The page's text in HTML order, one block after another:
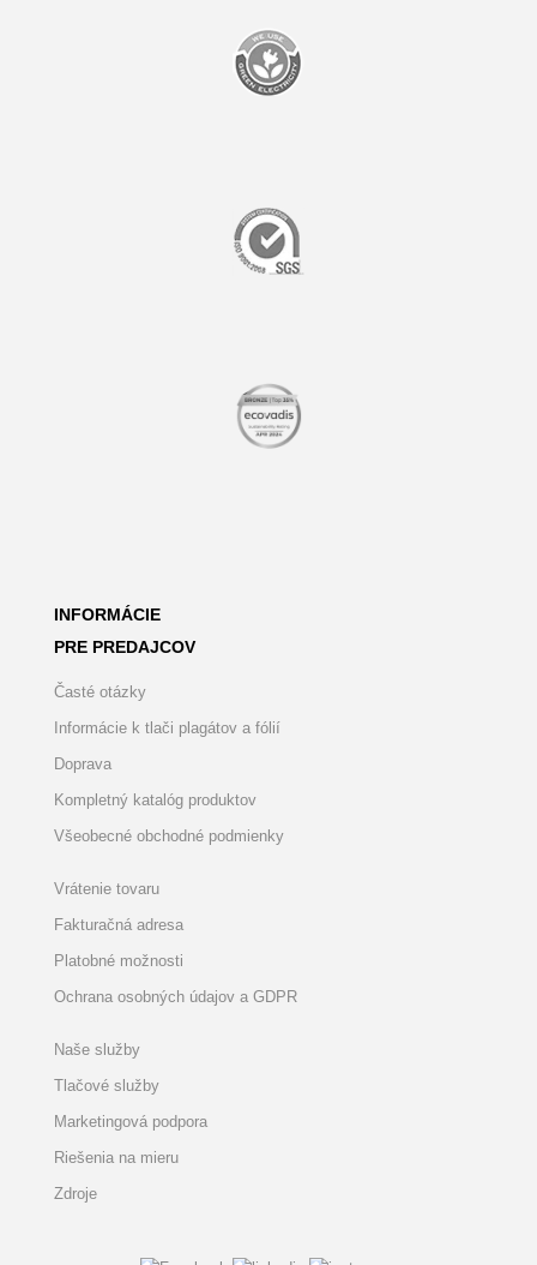
INFORMÁCIE
PRE PREDAJCOV
Časté otázky
Informácie k tlači plagátov a fólií
Doprava
Kompletný katalóg produktov
Všeobecné obchodné podmienky
Vrátenie tovaru
Fakturačná adresa
Platobné možnosti
Ochrana osobných údajov a GDPR
Naše služby
Tlačové služby
Marketingová podpora
Riešenia na mieru
Zdroje